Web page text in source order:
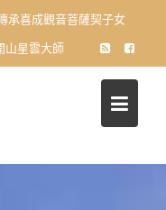
喜成觀音菩薩契子女
山星雲大師